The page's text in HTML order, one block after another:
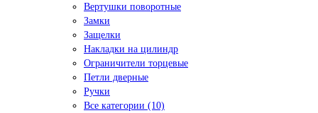
Вертушки поворотные
Замки
Защелки
Накладки на цилиндр
Ограничители торцевые
Петли дверные
Ручки
Все категории (10)